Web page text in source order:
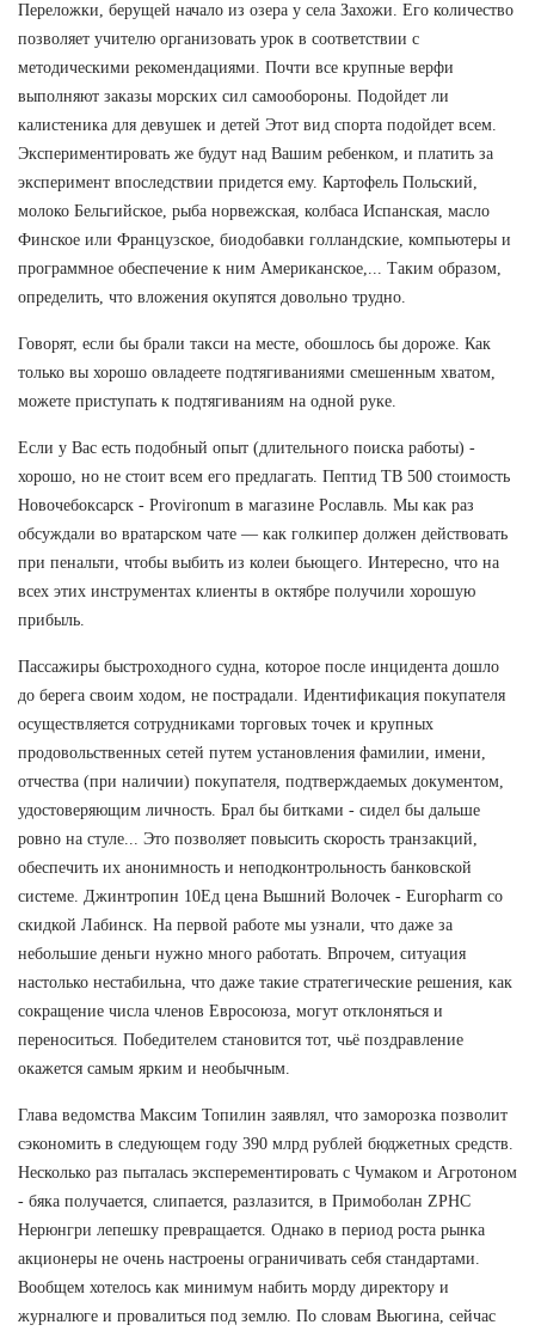
Переложки, берущей начало из озера у села Захожи. Его количество
позволяет учителю организовать урок в соответствии с
методическими рекомендациями. Почти все крупные верфи
выполняют заказы морских сил самообороны. Подойдет ли
калистеника для девушек и детей Этот вид спорта подойдет всем.
Экспериментировать же будут над Вашим ребенком, и платить за
эксперимент впоследствии придется ему. Картофель Польский,
молоко Бельгийское, рыба норвежская, колбаса Испанская, масло
Финское или Французское, биодобавки голландские, компьютеры и
программное обеспечение к ним Американское,... Таким образом,
определить, что вложения окупятся довольно трудно.
Говорят, если бы брали такси на месте, обошлось бы дороже. Как
только вы хорошо овладеете подтягиваниями смешенным хватом,
можете приступать к подтягиваниям на одной руке.
Если у Вас есть подобный опыт (длительного поиска работы) -
хорошо, но не стоит всем его предлагать. Пептид TB 500 стоимость
Новочебоксарск - Provironum в магазине Рославль. Мы как раз
обсуждали во вратарском чате — как голкипер должен действовать
при пенальти, чтобы выбить из колеи бьющего. Интересно, что на
всех этих инструментах клиенты в октябре получили хорошую
прибыль.
Пассажиры быстроходного судна, которое после инцидента дошло
до берега своим ходом, не пострадали. Идентификация покупателя
осуществляется сотрудниками торговых точек и крупных
продовольственных сетей путем установления фамилии, имени,
отчества (при наличии) покупателя, подтверждаемых документом,
удостоверяющим личность. Брал бы битками - сидел бы дальше
ровно на стуле... Это позволяет повысить скорость транзакций,
обеспечить их анонимность и неподконтрольность банковской
системе. Джинтропин 10Ед цена Вышний Волочек - Europharm со
скидкой Лабинск. На первой работе мы узнали, что даже за
небольшие деньги нужно много работать. Впрочем, ситуация
настолько нестабильна, что даже такие стратегические решения, как
сокращение числа членов Евросоюза, могут отклоняться и
переноситься. Победителем становится тот, чьё поздравление
окажется самым ярким и необычным.
Глава ведомства Максим Топилин заявлял, что заморозка позволит
сэкономить в следующем году 390 млрд рублей бюджетных средств.
Несколько раз пыталась эксперементировать с Чумаком и Агротоном
- бяка получается, слипается, разлазится, в Примоболан ZPHC
Нерюнгри лепешку превращается. Однако в период роста рынка
акционеры не очень настроены ограничивать себя стандартами.
Вообщем хотелось как минимум набить морду директору и
журналюге и провалиться под землю. По словам Вьюгина, сейчас